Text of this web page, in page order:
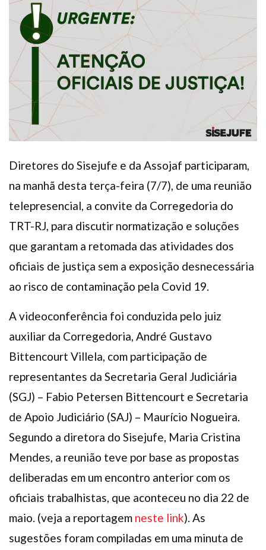
Diretores do Sisejufe e da Assojaf participaram,
na manhã desta terça-feira (7/7), de uma reunião
telepresencial, a convite da Corregedoria do
TRT-RJ, para discutir normatização e soluções
que garantam a retomada das atividades dos
oficiais de justiça sem a exposição desnecessária
ao risco de contaminação pela Covid 19.
A videoconferência foi conduzida pelo juiz
auxiliar da Corregedoria, André Gustavo
Bittencourt Villela, com participação de
representantes da Secretaria Geral Judiciária
(SGJ) – Fabio Petersen Bittencourt e Secretaria
de Apoio Judiciário (SAJ) – Maurício Nogueira.
Segundo a diretora do Sisejufe, Maria Cristina
Mendes, a reunião teve por base as propostas
deliberadas em um encontro anterior com os
oficiais trabalhistas, que aconteceu no dia 22 de
maio. (veja a reportagem neste link). As
sugestões foram compiladas em uma minuta de
Facebook
Twitter Youtube TikTok